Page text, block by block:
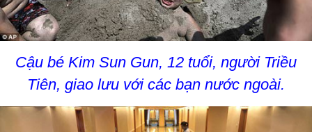
Cậu bé Kim Sun Gun, 12 tuổi, người Triều
Tiên, giao lưu với các bạn nước ngoài.